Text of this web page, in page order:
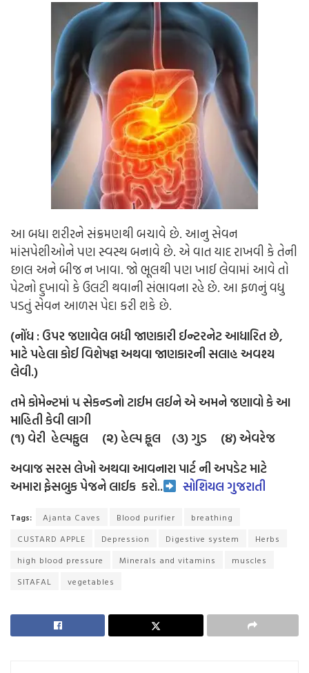
આ બધા શરીરને સંક્રમણથી બચાવે છે. આનુ સેવન
માંસપેશીઓને પણ સ્વસ્થ બનાવે છે. એ વાત યાદ રાખવી કે તેની
છાલ અને બીજ ન ખાવા. જો ભૂલથી પણ ખાઈ લેવામાં આવે તો
પેટનો દુખાવો કે ઉલટી થવાની સંભાવના રહે છે. આ ફળનું વધુ
પડતું સેવન આળસ પેદા કરી શકે છે.
(નોંધ : ઉપર જણાવેલ બધી જાણકારી ઈન્ટરનેટ આધારિત છે,
માટે પહેલા કોઈ વિશેષજ્ઞ અથવા જાણકારની સલાહ અવશ્ય
લેવી.)
તમે કોમેન્ટમાં ૫ સેકન્ડનો ટાઈમ લઈને એ અમને જણાવો કે આ
માહિતી કેવી લાગી
(૧) વેરી હેલ્પફુલ (૨) હેલ્પ ફૂલ (૩) ગુડ (૪) એવરેજ
અવાજ સરસ લેખો અથવા આવનારા પાર્ટ ની અપડેટ માટે
અમારા ફેસબુક પેજને લાઈક કરો.. સોશિયલ ગુજરાતી
Tags: Ajanta Caves Blood purifier
breathing
CUSTARD APPLE
Depression Digestive system
Herbs
high blood pressure
Minerals and vitamins
muscles
SITAFAL
vegetables